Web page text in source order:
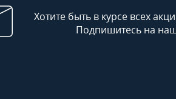
Хотите быть в курсе всех
Подпишитесь на